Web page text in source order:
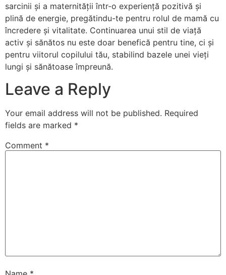
sarcinii și a maternității într-o experiență pozitivă și
plină de energie, pregătindu-te pentru rolul de mamă cu
încredere și vitalitate. Continuarea unui stil de viață
activ și sănătos nu este doar benefică pentru tine, ci și
pentru viitorul copilului tău, stabilind bazele unei vieți
lungi și sănătoase împreună.
Leave a Reply
Your email address will not be published. Required
fields are marked *
Comment *